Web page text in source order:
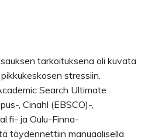
tarkoituksena oli kuvata
stressiin.
Search Ultimate
, Cinahl (EBSCO)-,
ja Oulu-Finna-
täydennettiin manuaalisella